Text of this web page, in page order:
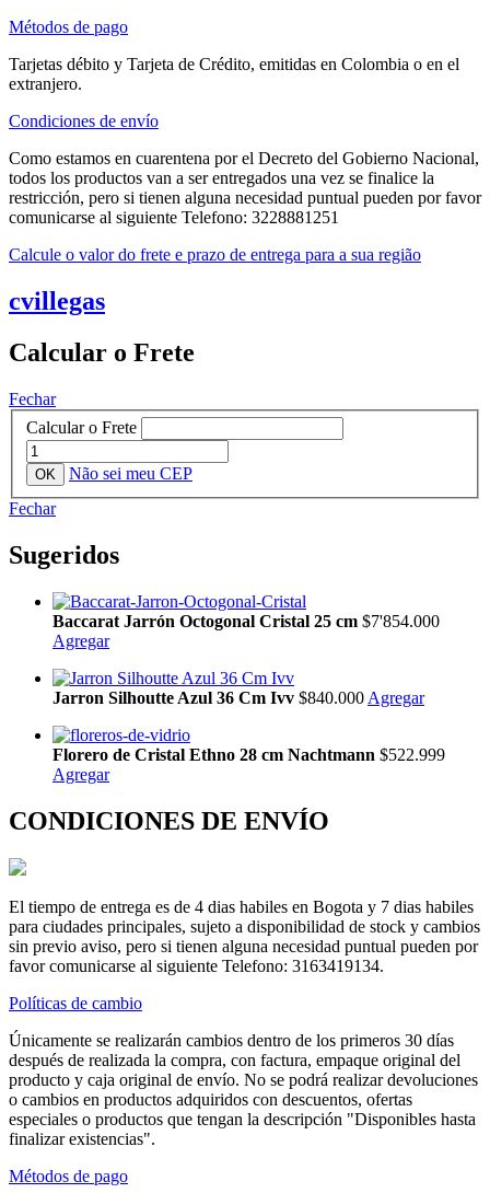
Métodos de pago
Tarjetas débito y Tarjeta de Crédito, emitidas en Colombia o en el
extranjero.
Condiciones de envío
Como estamos en cuarentena por el Decreto del Gobierno Nacional,
todos los productos van a ser entregados una vez se finalice la
restricción, pero si tienen alguna necesidad puntual pueden por favor
comunicarse al siguiente Telefono: 3228881251
Calcule o valor do frete e prazo de entrega para a sua região
cvillegas
Calcular o Frete
Fechar
Calcular o Frete
Não sei meu CEP
Fechar
Sugeridos
Baccarat Jarrón Octogonal Cristal 25 cm $7'854.000
Agregar
Jarron Silhoutte Azul 36 Cm Ivv $840.000 Agregar
Florero de Cristal Ethno 28 cm Nachtmann $522.999
Agregar
CONDICIONES DE ENVÍO
El tiempo de entrega es de 4 dias habiles en Bogota y 7 dias habiles
para ciudades principales, sujeto a disponibilidad de stock y cambios
sin previo aviso, pero si tienen alguna necesidad puntual pueden por
favor comunicarse al siguiente Telefono: 3163419134.
Políticas de cambio
Únicamente se realizarán cambios dentro de los primeros 30 días
después de realizada la compra, con factura, empaque original del
producto y caja original de envío. No se podrá realizar devoluciones
o cambios en productos adquiridos con descuentos, ofertas
especiales o productos que tengan la descripción "Disponibles hasta
finalizar existencias".
Métodos de pago